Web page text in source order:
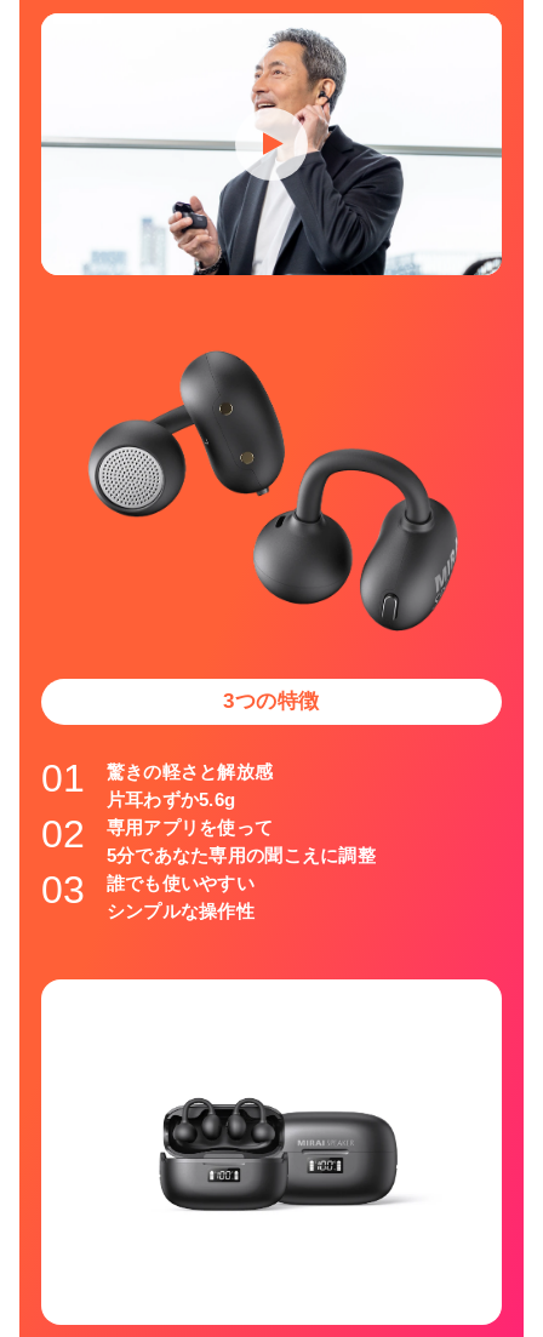
3つの特徴
01
驚きの軽さと解放感
片耳わずか5.6g
02
専用アプリを使って
5分であなた専用の聞こえに調整
03
誰でも使いやすい
シンプルな操作性